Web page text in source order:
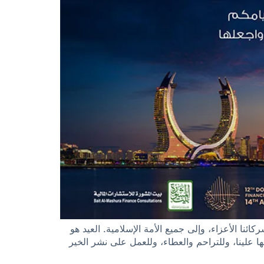
الأعزاء، وإلى جميع الأمة الإسلامية. العيد هو
علينا، وللتراحم والعطاء، وللعمل على نشر الخير